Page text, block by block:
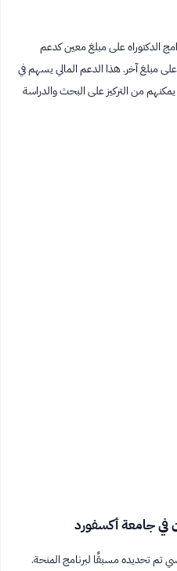
الدكتوراه على مبلغ معين كدعم
مبلغ آخر. هذا الدعم المالي يسهم في
من التركيز على البحث والدراسة
في جامعة أكسفورد
تحديده مسبقًا لبرنامج المنحة.